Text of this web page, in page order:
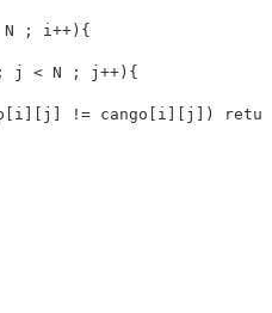
; i++){
j < N ; j++){
!= cango[i][j])